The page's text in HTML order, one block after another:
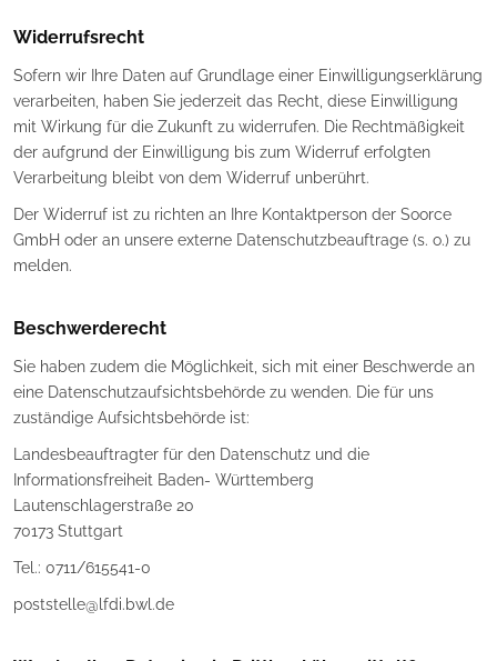
Widerrufsrecht
Sofern wir Ihre Daten auf Grundlage einer Einwilligungserklärung
verarbeiten, haben Sie jederzeit das Recht, diese Einwilligung
mit Wirkung für die Zukunft zu widerrufen. Die Rechtmäßigkeit
der aufgrund der Einwilligung bis zum Widerruf erfolgten
Verarbeitung bleibt von dem Widerruf unberührt.
Der Widerruf ist zu richten an Ihre Kontaktperson der Soorce
GmbH oder an unsere externe Datenschutzbeauftrage (s. o.) zu
melden.
Beschwerderecht
Sie haben zudem die Möglichkeit, sich mit einer Beschwerde an
eine Datenschutzaufsichtsbehörde zu wenden. Die für uns
zuständige Aufsichtsbehörde ist:
Landesbeauftragter für den Datenschutz und die
Informationsfreiheit Baden- Württemberg
Lautenschlagerstraße 20
70173 Stuttgart
Tel.: 0711/615541-0
poststelle@lfdi.bwl.de